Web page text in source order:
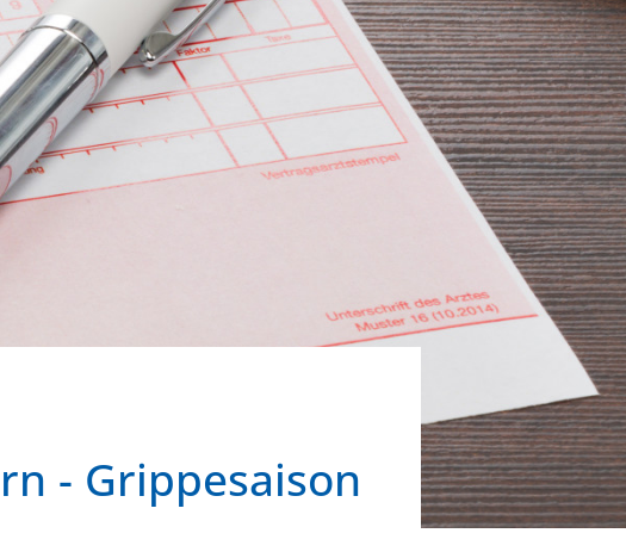
- Grippesaison